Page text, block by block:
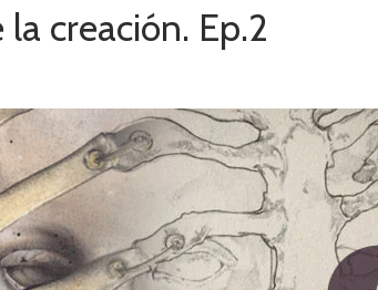
creación. Ep.2